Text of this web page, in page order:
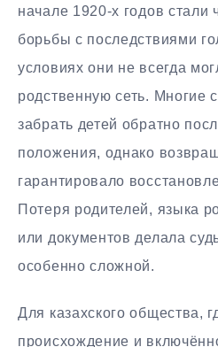
начале 1920-х годов стали
борьбы с последствиями
условиях они не всегда
родственную сеть. Многие
забрать детей обратно
положения, однако
гарантировало
Потеря родителей, языка
или документов делала
особенно сложной.
Для казахского общества,
происхождение и